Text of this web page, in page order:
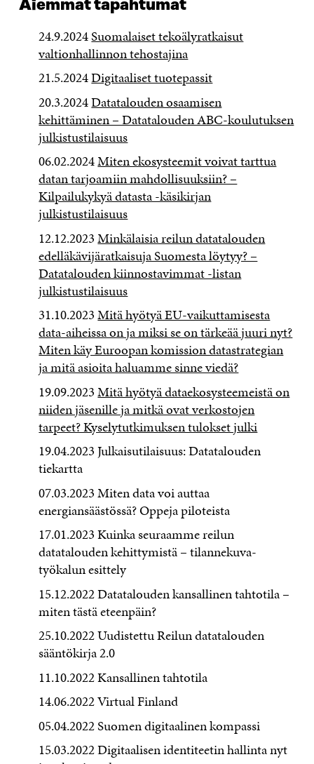
K
U
A
S
S
A
K
N
S
S
A
K
U
A
S
S
A
I
K
U
N
A
S
A
Aiemmat tapahtumat
24.9.2024Suomalaiset tekoälyratkaisut
valtionhallinnon tehostajina
21.5.2024Digitaaliset tuotepassit
20.3.2024Datatalouden osaamisen
kehittäminen – Datatalouden ABC-koulutuksen
julkistustilaisuus
06.02.2024Miten ekosysteemit voivat tarttua
datan tarjoamiin mahdollisuuksiin? –
Kilpailukykyä datasta -käsikirjan
julkistustilaisuus
12.12.2023Minkälaisia reilun datatalouden
edelläkävijäratkaisuja Suomesta löytyy? –
Datatalouden kiinnostavimmat -listan
julkistustilaisuus
31.10.2023Mitä hyötyä EU-vaikuttamisesta
data-aiheissa on ja miksi se on tärkeää juuri nyt?
Miten käy Euroopan komission datastrategian
ja mitä asioita haluamme sinne viedä?
19.09.2023Mitä hyötyä dataekosysteemeistä on
niiden jäsenille ja mitkä ovat verkostojen
tarpeet? Kyselytutkimuksen tulokset julki
19.04.2023 Julkaisutilaisuus: Datatalouden
tiekartta
07.03.2023 Miten data voi auttaa
energiansäästössä? Oppeja piloteista
17.01.2023 Kuinka seuraamme reilun
datatalouden kehittymistä – tilannekuva-
työkalun esittely
15.12.2022 Datatalouden kansallinen tahtotila –
miten tästä eteenpäin?
25.10.2022 Uudistettu Reilun datatalouden
sääntökirja 2.0
11.10.2022 Kansallinen tahtotila
14.06.2022 Virtual Finland
05.04.2022 Suomen digitaalinen kompassi
15.03.2022 Digitaalisen identiteetin hallinta nyt